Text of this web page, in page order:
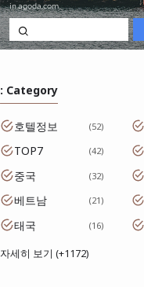
: Category
호텔정보 52
TOP7 42
중국 32
베트남 21
태국 16
자세히 보기 (+1172)